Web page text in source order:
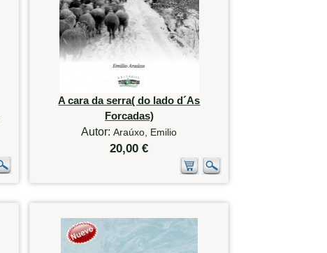
A cara da serra( do lado d´As
Forcadas)
Autor:Araúxo, Emilio
20,00 €